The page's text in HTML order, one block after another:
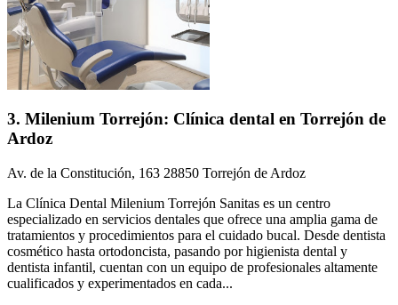
3. Milenium Torrejón: Clínica dental en Torrejón de
Ardoz
Av. de la Constitución, 163 28850 Torrejón de Ardoz
La Clínica Dental Milenium Torrejón Sanitas es un centro
especializado en servicios dentales que ofrece una amplia gama de
tratamientos y procedimientos para el cuidado bucal. Desde dentista
cosmético hasta ortodoncista, pasando por higienista dental y
dentista infantil, cuentan con un equipo de profesionales altamente
cualificados y experimentados en cada...